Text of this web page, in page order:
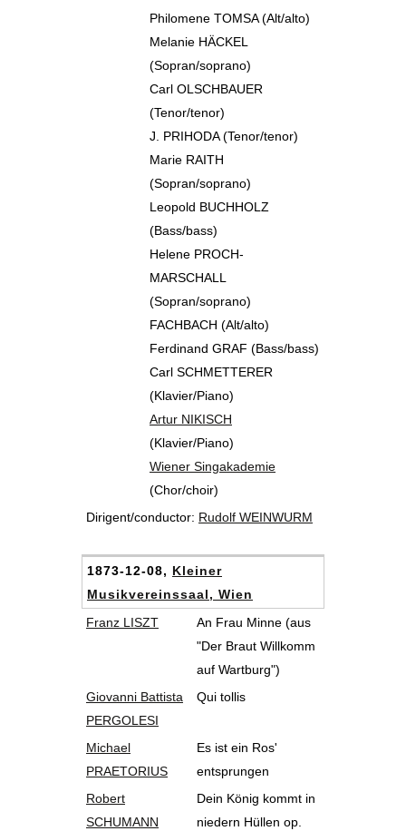
Philomene TOMSA (Alt/alto)
Melanie HÄCKEL
(Sopran/soprano)
Carl OLSCHBAUER
(Tenor/tenor)
J. PRIHODA (Tenor/tenor)
Marie RAITH
(Sopran/soprano)
Leopold BUCHHOLZ
(Bass/bass)
Helene PROCH-
MARSCHALL
(Sopran/soprano)
FACHBACH (Alt/alto)
Ferdinand GRAF (Bass/bass)
Carl SCHMETTERER
(Klavier/Piano)
Artur NIKISCH
(Klavier/Piano)
Wiener Singakademie
(Chor/choir)
Dirigent/conductor: Rudolf WEINWURM
1873-12-08, Kleiner
Musikvereinssaal, Wien
Franz LISZT
An Frau Minne (aus
"Der Braut Willkomm
auf Wartburg")
Giovanni Battista
PERGOLESI
Qui tollis
Michael
PRAETORIUS
Es ist ein Ros'
entsprungen
Robert
SCHUMANN
Dein König kommt in
niedern Hüllen op.